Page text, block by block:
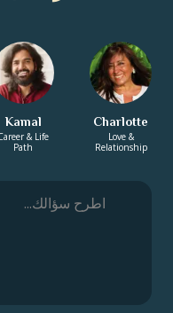
Charlotte
Love &
Relationship
Kamal
& Life
Path